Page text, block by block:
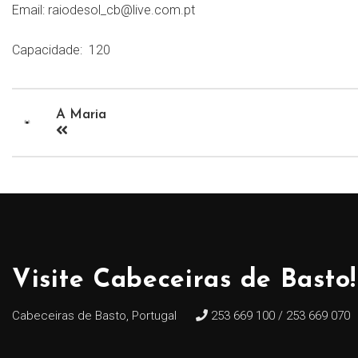
Email: raiodesol_cb@live.com.pt
Capacidade: 120
A Maria
Visite Cabeceiras de Basto!
Cabeceiras de Basto, Portugal 253 669 100 / 253 669 070